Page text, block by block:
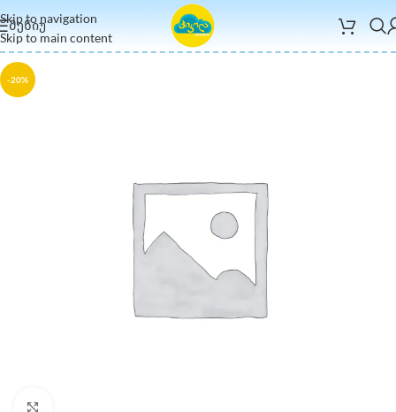
Skip to navigation
Skip to main content
ᲛᲔᲜᲘᲣ
-20%